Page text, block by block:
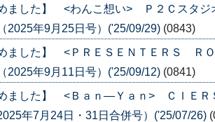
ました】 <わんこ想い> Ｐ２Ｃスタジ
2025年9月25日号）('25/09/29) (0843)
ました】 <ＰＲＥＳＥＮＴＥＲＳ Ｒ
2025年9月11日号）('25/09/12) (0841)
ました】 <Ｂａｎ―Ｙａｎ> ＣＩＥＲ
年7月24日・31日合併号）('25/07/26)